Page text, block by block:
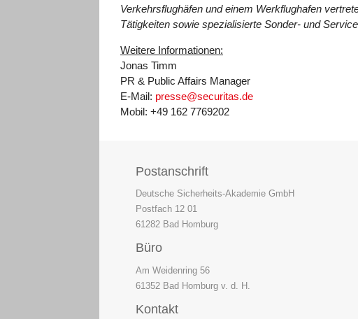
Verkehrsflughäfen und einem Werkflughafen
Tätigkeiten sowie spezialisierte Sonder- und
Weitere Informationen:
Jonas Timm
PR & Public Affairs Manager
E-Mail: presse@securitas.de
Mobil: +49 162 7769202
Postanschrift
Deutsche Sicherheits-Akademie GmbH
Postfach 12 01
61282 Bad Homburg
Büro
Am Weidenring 56
61352 Bad Homburg v. d. H.
Kontakt